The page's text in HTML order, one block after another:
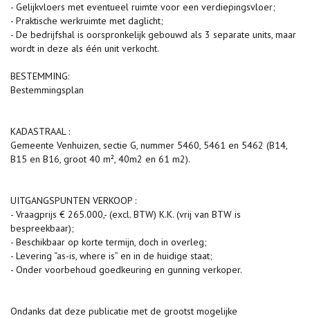
- Gelijkvloers met eventueel ruimte voor een verdiepingsvloer;
- Praktische werkruimte met daglicht;
- De bedrijfshal is oorspronkelijk gebouwd als 3 separate units, maar
wordt in deze als één unit verkocht.
BESTEMMING:
Bestemmingsplan
KADASTRAAL :
Gemeente Venhuizen, sectie G, nummer 5460, 5461 en 5462 (B14,
B15 en B16, groot 40 m², 40m2 en 61 m2).
UITGANGSPUNTEN VERKOOP :
- Vraagprijs € 265.000,- (excl. BTW) K.K. (vrij van BTW is
bespreekbaar);
- Beschikbaar op korte termijn, doch in overleg;
- Levering “as-is, where is” en in de huidige staat;
- Onder voorbehoud goedkeuring en gunning verkoper.
Ondanks dat deze publicatie met de grootst mogelijke